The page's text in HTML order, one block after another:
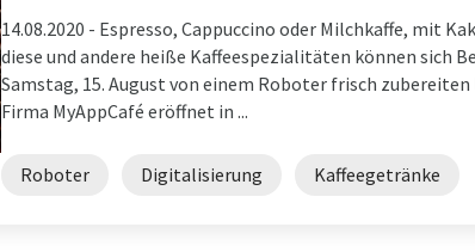
14.08.2020 - Espresso, Cappuccino oder Milchkaffe, mit
diese und andere heiße Kaffeespezialitäten können sich
Samstag, 15. August von einem Roboter frisch zubereiten
Firma MyAppCafé eröffnet in ...
Roboter Digitalisierung Kaffeegetränke